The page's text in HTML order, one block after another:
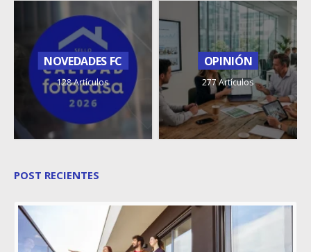
NOVEDADES FC
128 Artículos
OPINIÓN
277 Artículos
POST RECIENTES